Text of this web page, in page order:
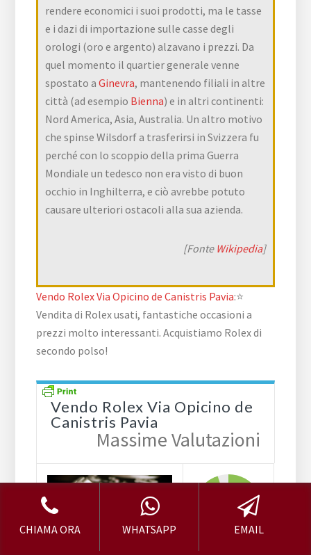
rendere economici i suoi prodotti, ma le tasse
e i dazi di importazione sulle casse degli
orologi (oro e argento) alzavano i prezzi. Da
quel momento il quartier generale venne
spostato aGinevra, mantenendo filiali in altre
città (ad esempio Bienna) e in altri continenti:
Nord America, Asia, Australia. Un altro motivo
che spinse Wilsdorf a trasferirsi in Svizzera fu
perché con lo scoppio della prima Guerra
Mondiale un tedesco non era visto di buon
occhio in Inghilterra, e ciò avrebbe potuto
causare ulteriori ostacoli alla sua azienda.
[Fonte Wikipedia]
Vendo Rolex Via Opicino de Canistris Pavia:⭐
Vendita di Rolex usati, fantastiche occasioni a
prezzi molto interessanti. Acquistiamo Rolex di
secondo polso!
Vendo Rolex Via Opicino de
Canistris Pavia
Massime Valutazioni
9.5
CHIAMA ORA WHATSAPP EMAIL